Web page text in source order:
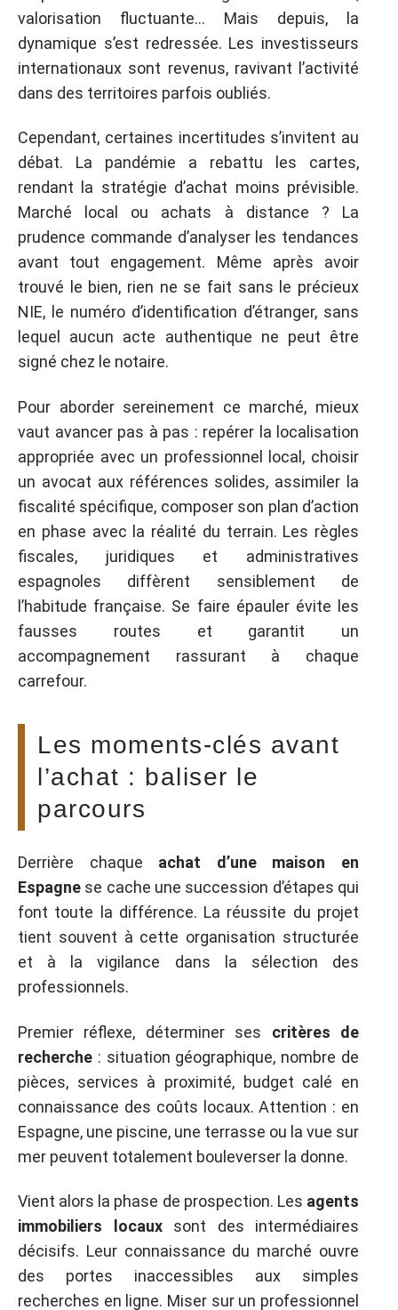
valorisation fluctuante… Mais depuis, la
dynamique s’est redressée. Les investisseurs
internationaux sont revenus, ravivant l’activité
dans des territoires parfois oubliés.
Cependant, certaines incertitudes s’invitent au
débat. La pandémie a rebattu les cartes,
rendant la stratégie d’achat moins prévisible.
Marché local ou achats à distance ? La
prudence commande d’analyser les tendances
avant tout engagement. Même après avoir
trouvé le bien, rien ne se fait sans le précieux
NIE, le numéro d’identification d’étranger, sans
lequel aucun acte authentique ne peut être
signé chez le notaire.
Pour aborder sereinement ce marché, mieux
vaut avancer pas à pas : repérer la localisation
appropriée avec un professionnel local, choisir
un avocat aux références solides, assimiler la
fiscalité spécifique, composer son plan d’action
en phase avec la réalité du terrain. Les règles
fiscales, juridiques et administratives
espagnoles diffèrent sensiblement de
l’habitude française. Se faire épauler évite les
fausses routes et garantit un
accompagnement rassurant à chaque
carrefour.
Les moments-clés avant
l’achat : baliser le
parcours
Derrière chaque achat d’une maison en
Espagne se cache une succession d’étapes qui
font toute la différence. La réussite du projet
tient souvent à cette organisation structurée
et à la vigilance dans la sélection des
professionnels.
Premier réflexe, déterminer ses critères de
recherche : situation géographique, nombre de
pièces, services à proximité, budget calé en
connaissance des coûts locaux. Attention : en
Espagne, une piscine, une terrasse ou la vue sur
mer peuvent totalement bouleverser la donne.
Vient alors la phase de prospection. Les agents
immobiliers locauxsont des intermédiaires
décisifs. Leur connaissance du marché ouvre
des portes inaccessibles aux simples
recherches en ligne. Miser sur un professionnel